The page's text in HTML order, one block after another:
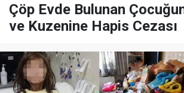
Çöp Evde Bulunan
ve Kuzenine Hapis Cezası